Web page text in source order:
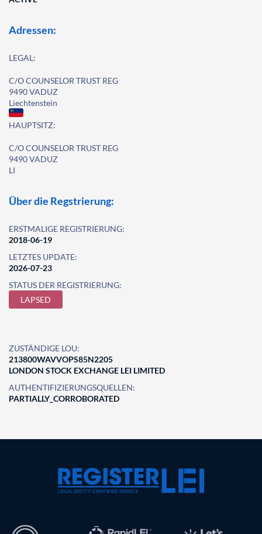
Adressen:
LEGAL:
C/O COUNSELOR TRUST REG
9490 VADUZ
Liechtenstein
HAUPTSITZ:
C/O COUNSELOR TRUST REG
9490 VADUZ
LI
Über die Regstrierung:
ERSTMALIGE REGISTRIERUNG:
2018-06-19
LETZTES UPDATE:
2026-07-23
STATUS DER REGISTRIERUNG:
LAPSED
ZUSTÄNDIGE LOU:
213800WAVVOPS85N2205
LONDON STOCK EXCHANGE LEI LIMITED
AUTHENTIFIZIERUNGSQUELLEN:
PARTIALLY_CORROBORATED